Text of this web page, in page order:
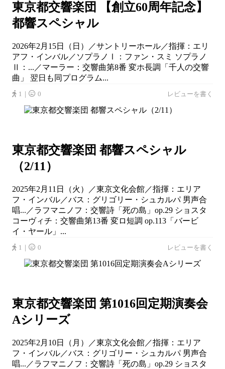
東京都交響楽団 【創立60周年記念】
都響スペシャル
2026年2月15日（日）／サントリーホール／指揮：エリ
アフ・インバル／ソプラノⅠ：ファン・スミ ソプラノ
Ⅱ：...／マーラー：交響曲第8番 変ホ長調「千人の交響
曲」 翌日も同プログラム...
1｜ 0 レビューを書く
東京都交響楽団 都響スペシャル
（2/11）
2025年2月11日（火）／東京文化会館／指揮：エリア
フ・インバル／バス：グリゴリー・シュカルパ 男声合
唱...／ラフマニノフ：交響詩「死の島」op.29 ショスタ
コーヴィチ：交響曲第13番 変ロ短調 op.113「バービ
イ・ヤール」...
1｜ 0 レビューを書く
東京都交響楽団 第1016回定期演奏会
Aシリーズ
2025年2月10日（月）／東京文化会館／指揮：エリア
フ・インバル／バス：グリゴリー・シュカルパ 男声合
唱...／ラフマニノフ：交響詩「死の島」op.29 ショスタ